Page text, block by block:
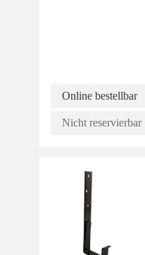
Online bestellbar
Nicht reservierbar